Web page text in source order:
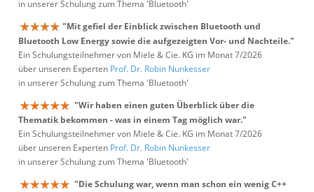
in unserer Schulung zum Thema 'Bluetooth'
"Mit gefiel der Einblick zwischen Bluetooth und
Bluetooth Low Energy sowie die aufgezeigten Vor- und Nachteile."
Ein Schulungsteilnehmer von Miele & Cie. KG im Monat 7/2026
über unseren Experten Prof. Dr. Robin Nunkesser
in unserer Schulung zum Thema 'Bluetooth'
"Wir haben einen guten Überblick über die
Thematik bekommen - was in einem Tag möglich war."
Ein Schulungsteilnehmer von Miele & Cie. KG im Monat 7/2026
über unseren Experten Prof. Dr. Robin Nunkesser
in unserer Schulung zum Thema 'Bluetooth'
"Die Schulung war, wenn man schon ein wenig C++